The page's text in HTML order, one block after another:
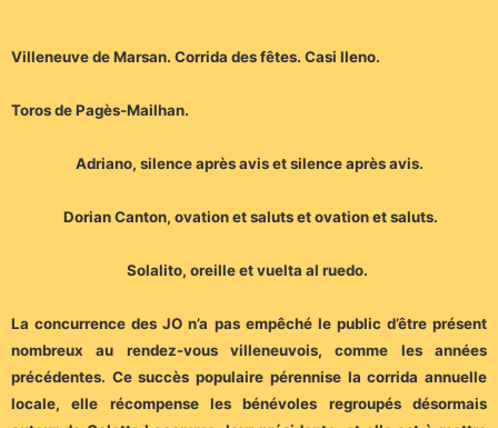
Villeneuve de Marsan. Corrida des fêtes. Casi lleno.
Toros de Pagès-Mailhan.
Adriano, silence après avis et silence après avis.
Dorian Canton, ovation et saluts et ovation et saluts.
Solalito, oreille et vuelta al ruedo.
La concurrence des JO n’a pas empêché le public d’être présent
nombreux au rendez-vous villeneuvois, comme les années
précédentes. Ce succès populaire pérennise la corrida annuelle
locale, elle récompense les bénévoles regroupés désormais